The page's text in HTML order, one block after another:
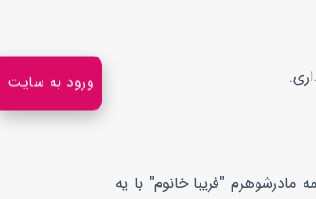
مادرشوهرم "فریبا خانوم" با یه
ورود به سایت